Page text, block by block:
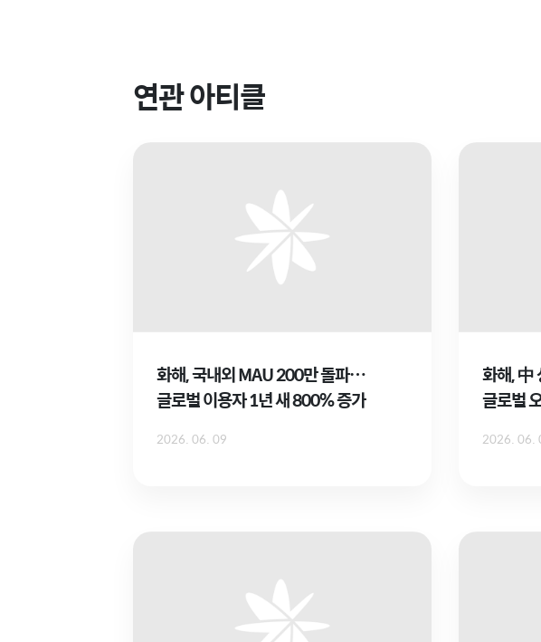
연관 아티클
화해, 국내외 MAU 200만 돌파…
글로벌 이용자 1년 새 800% 증가
2026. 06. 09
화해, 中
글로벌
2026. 06.